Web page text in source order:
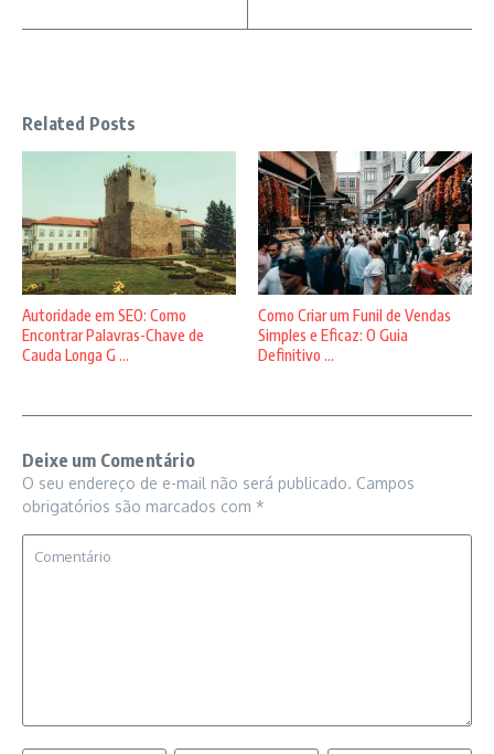
Related Posts
Autoridade em SEO: Como
Encontrar Palavras-Chave de
Cauda Longa G ...
Como Criar um Funil de Vendas
Simples e Eficaz: O Guia
Definitivo ...
Deixe um Comentário
O seu endereço de e-mail não será publicado. Campos
obrigatórios são marcados com *